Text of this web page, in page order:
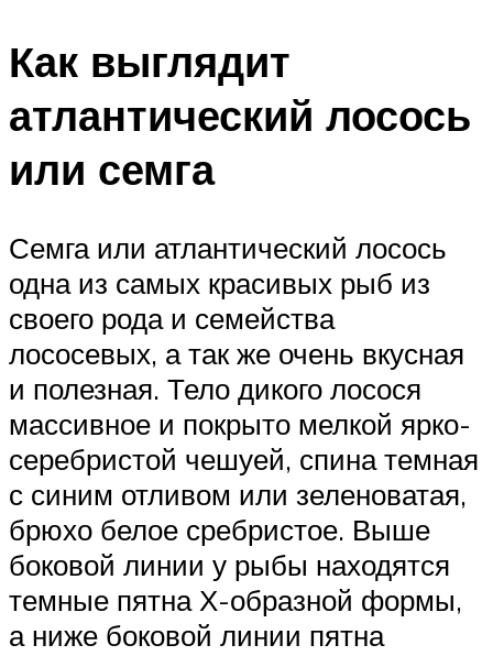
Как выглядит
атлантический лосось
или семга
Семга или атлантический лосось
одна из самых красивых рыб из
своего рода и семейства
лососевых, а так же очень вкусная
и полезная. Тело дикого лосося
массивное и покрыто мелкой ярко-
серебристой чешуей, спина темная
с синим отливом или зеленоватая,
брюхо белое сребристое. Выше
боковой линии у рыбы находятся
темные пятна Х-образной формы,
а ниже боковой линии пятна